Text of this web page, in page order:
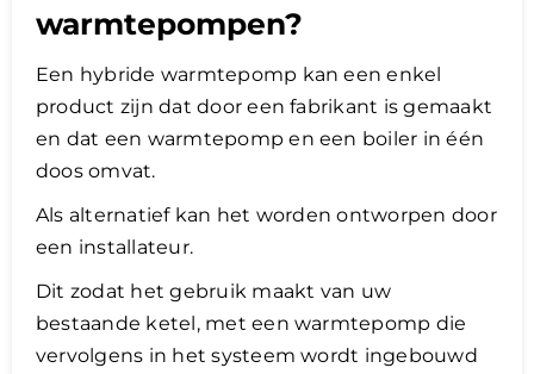
warmtepompen?
Een hybride warmtepomp kan een enkel
product zijn dat door een fabrikant is gemaakt
en dat een warmtepomp en een boiler in één
doos omvat.
Als alternatief kan het worden ontworpen door
een installateur.
Dit zodat het gebruik maakt van uw
bestaande ketel, met een warmtepomp die
vervolgens in het systeem wordt ingebouwd